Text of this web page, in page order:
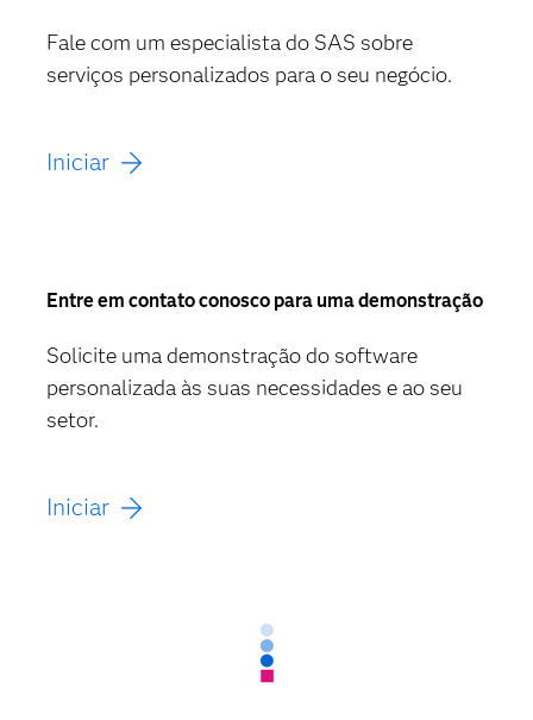
Fale com um especialista do SAS sobre
serviços personalizados para o seu negócio.
Iniciar
Entre em contato conosco para uma demonstração
Solicite uma demonstração do software
personalizada às suas necessidades e ao seu
setor.
Iniciar